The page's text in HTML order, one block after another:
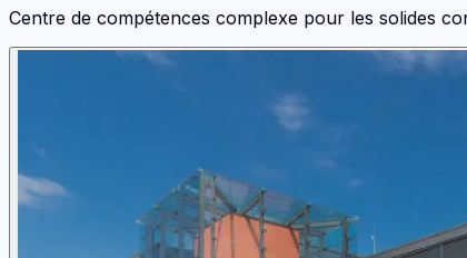
Centre de compétences complexe pour les solides